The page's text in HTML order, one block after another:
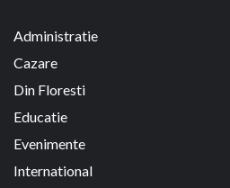
Administratie
Cazare
Din Floresti
Educatie
Evenimente
International